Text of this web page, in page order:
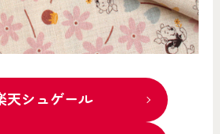
天シュゲール